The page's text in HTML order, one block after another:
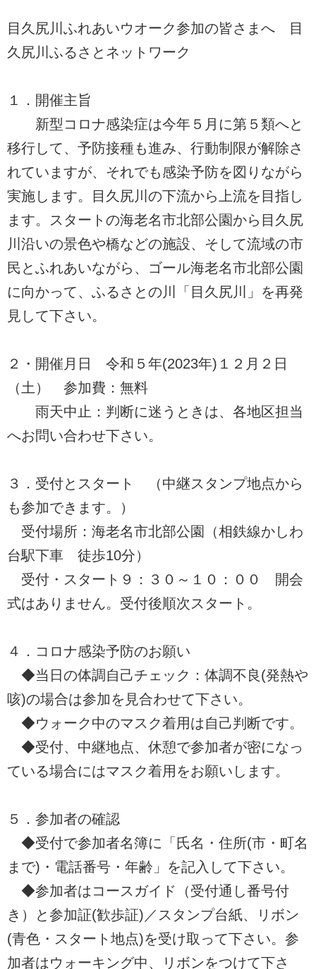
目久尻川ふれあいウオーク参加の皆さまへ 目
久尻川ふるさとネットワーク
１．開催主旨
新型コロナ感染症は今年５月に第５類へと
移行して、予防接種も進み、行動制限が解除さ
れていますが、それでも感染予防を図りながら
実施します。目久尻川の下流から上流を目指し
ます。スタートの海老名市北部公園から目久尻
川沿いの景色や橋などの施設、そして流域の市
民とふれあいながら、ゴール海老名市北部公園
に向かって、ふるさとの川「目久尻川」を再発
見して下さい。
２・開催月日 令和５年(2023年)１２月２日
（土） 参加費：無料
雨天中止：判断に迷うときは、各地区担当
へお問い合わせ下さい。
３．受付とスタート （中継スタンプ地点から
も参加できます。）
受付場所：海老名市北部公園（相鉄線かしわ
台駅下車 徒歩10分）
受付・スタート９：３０～１０：００ 開会
式はありません。受付後順次スタート。
４．コロナ感染予防のお願い
◆当日の体調自己チェック：体調不良(発熱や
咳)の場合は参加を見合わせて下さい。
◆ウォーク中のマスク着用は自己判断です。
◆受付、中継地点、休憩で参加者が密になっ
ている場合にはマスク着用をお願いします。
５．参加者の確認
◆受付で参加者名簿に「氏名・住所(市・町名
まで)・電話番号・年齢」を記入して下さい。
◆参加者はコースガイド（受付通し番号付
き）と参加証(歓歩証)／スタンプ台紙、リボン
(青色・スタート地点)を受け取って下さい。参
加者はウォーキング中、リボンをつけて下さ